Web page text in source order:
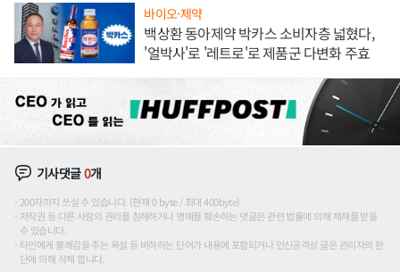
바이오·제약
백상환 동아제약 박카스 소비자층 넓혔다,
'얼박사'로 '레트로'로 제품군 다변화 주효
기사댓글0개
200자까지 쓰실 수 있습니다. (현재 0 byte / 최대 400byte)
저작권 등 다른 사람의 권리를 침해하거나 명예를 훼손하는 댓글은 관련 법률에 의해 제재를 받을
수 있습니다.
타인에게 불쾌감을 주는 욕설 등 비하하는 단어가 내용에 포함되거나 인신공격성 글은 관리자의 판
단에 의해 삭제 합니다.